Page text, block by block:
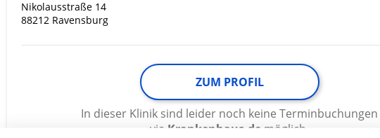
Nikolausstraße 14
88212 Ravensburg
ZUM PROFIL
In dieser Klinik sind leider noch keine Terminbuchungen
via Krankenhaus.de möglich.